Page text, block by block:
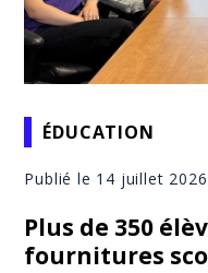
ÉDUCATION
Publié le 14 juillet 2026
Plus de 350
fournitures